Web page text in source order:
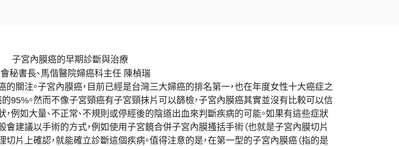
子宮內膜癌的早期診斷與治療
院婦癌科主任 陳楨瑞
的關注。子宮內膜癌，目前已經是台灣三大婦癌的排名第一，也在年度女性十大癌症之
95%。然而不像子宮頸癌有子宮頸抹片可以篩檢，子宮內膜癌其實並沒有比較可以信
例如大量、不正常、不規則或停經後的陰道出血來判斷疾病的可能。如果有這些症狀
會建議以手術的方式，例如使用子宮鏡合併子宮內膜搔括手術（也就是子宮內膜切片
切片上確認，就能確立診斷這個疾病。值得注意的是，在第一型的子宮內膜癌（指的是